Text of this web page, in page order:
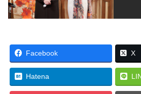
Facebook X
Hatena